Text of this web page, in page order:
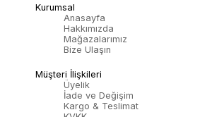
Kurumsal
Anasayfa
Hakkımızda
Mağazalarımız
Bize Ulaşın
Müşteri İlişkileri
Üyelik
İade ve Değişim
Kargo & Teslimat